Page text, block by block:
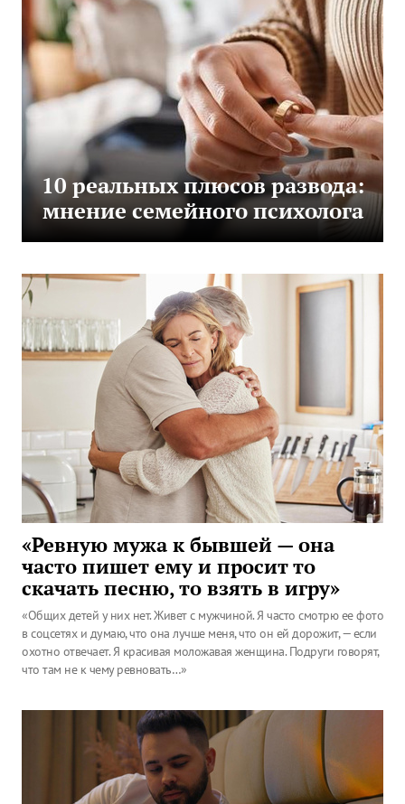
10 реальных плюсов развода:
мнение семейного психолога
«Ревную мужа к бывшей — она
часто пишет ему и просит то
скачать песню, то взять в игру»
«Общих детей у них нет. Живет с мужчиной. Я часто смотрю ее фото
в соцсетях и думаю, что она лучше меня, что он ей дорожит, — если
охотно отвечает. Я красивая моложавая женщина. Подруги говорят,
что там не к чему ревновать…»